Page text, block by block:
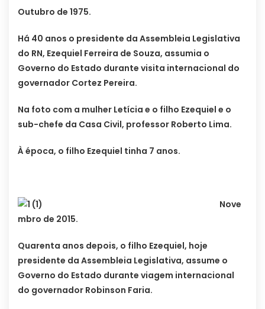
Outubro de 1975.
Há 40 anos o presidente da Assembleia Legislativa
do RN, Ezequiel Ferreira de Souza, assumia o
Governo do Estado durante visita internacional do
governador Cortez Pereira.
Na foto com a mulher Letícia e o filho Ezequiel e o
sub-chefe da Casa Civil, professor Roberto Lima.
À época, o filho Ezequiel tinha 7 anos.
Nove
mbro de 2015.
Quarenta anos depois, o filho Ezequiel, hoje
presidente da Assembleia Legislativa, assume o
Governo do Estado durante viagem internacional
do governador Robinson Faria.